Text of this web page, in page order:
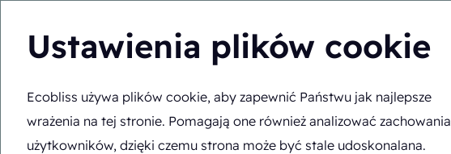
Ustawienia plików cookie
Ecobliss używa plików cookie, aby zapewnić Państwu jak najlepsze
wrażenia na tej stronie. Pomagają one również analizować zachowania
użytkowników, dzięki czemu strona może być stale udoskonalana.
Rozwiązania Wiedza ekspercka
PL
Jesteś tutaj:
Strona główna Wybierz Ecobliss > Znajdź najlepsze rozwiązanie